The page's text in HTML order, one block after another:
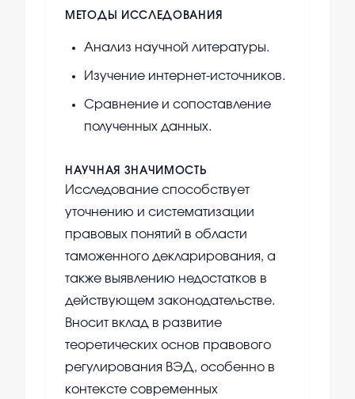
МЕТОДЫ ИССЛЕДОВАНИЯ
Анализ научной литературы.
Изучение интернет-источников.
Сравнение и сопоставление
полученных данных.
НАУЧНАЯ ЗНАЧИМОСТЬ
Исследование способствует
уточнению и систематизации
правовых понятий в области
таможенного декларирования, а
также выявлению недостатков в
действующем законодательстве.
Вносит вклад в развитие
теоретических основ правового
регулирования ВЭД, особенно в
контексте современных